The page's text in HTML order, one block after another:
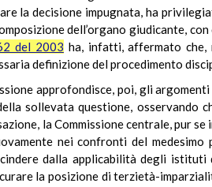
la decisione impugnata, ha
dell’organo giudicante,
del 2003 ha, infatti, affermato che,
definizione del procedimento
approfondisce, poi, gli
sollevata questione, osservando
la Commissione centrale, pur
nei confronti del
dalla applicabilità degli
la posizione di terzietà-